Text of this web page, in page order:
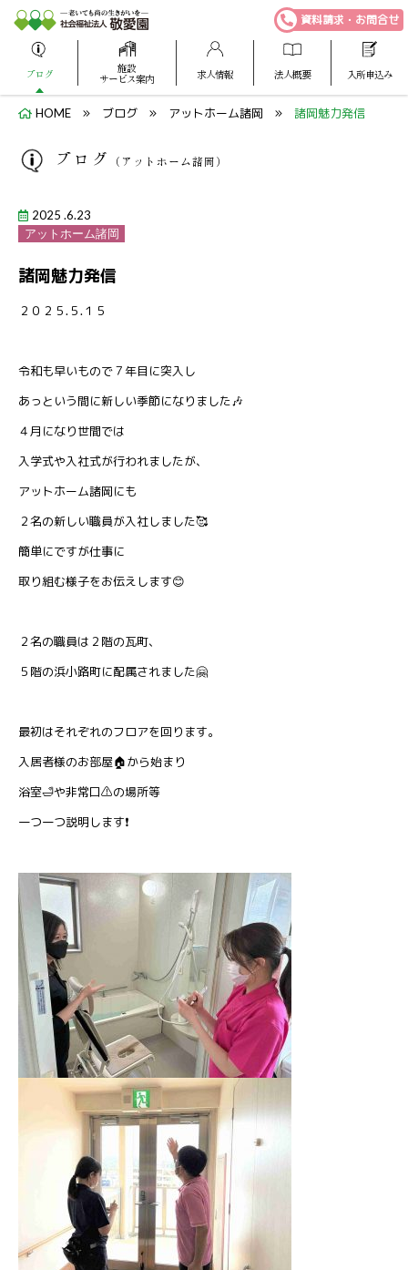
ブログ
施設
サービス案内
求人情報 法人概要 入所申込み
資料請求・お問合せ
HOME ブログ アットホーム諸岡 諸岡魅力発信
ブログ （アットホーム諸岡）
2025 .6.23
アットホーム諸岡
諸岡魅力発信
２０２５.５.１５
令和も早いもので７年目に突入し
あっという間に新しい季節になりました🎶
４月になり世間では
入学式や入社式が行われましたが、
アットホーム諸岡にも
２名の新しい職員が入社しました🥰
簡単にですが仕事に
取り組む様子をお伝えします😊
２名の職員は２階の瓦町、
５階の浜小路町に配属されました🤗
最初はそれぞれのフロアを回ります。
入居者様のお部屋🏠から始まり
浴室🛁や非常口⚠️の場所等
一つ一つ説明します❗